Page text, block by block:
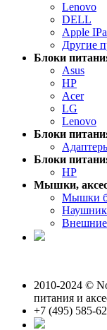
Lenovo
DELL
Apple
Другие
Блоки
Asus
HP
Acer
LG
Lenovo
Блоки
Блоки
HP
Мышки,
Мышки
Внешние
2010-2024 ©
питания и
+7 (495) 585-